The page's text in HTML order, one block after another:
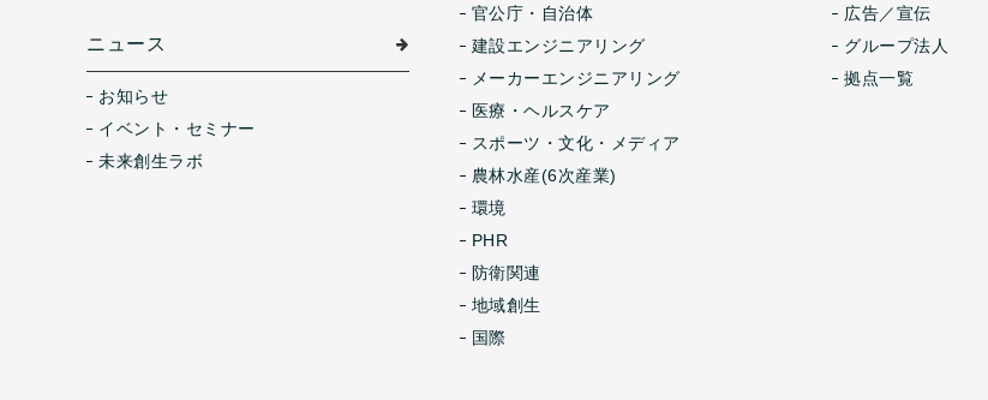
ニュース
お知らせ
イベント・セミナー
未来創生ラボ
官公庁・自治体
建設エンジニアリング
メーカーエンジニアリング
医療・ヘルスケア
スポーツ・文化・メディア
農林水産(6次産業)
環境
PHR
防衛関連
地域創生
国際
広告／宣伝
グループ法人
拠点一覧